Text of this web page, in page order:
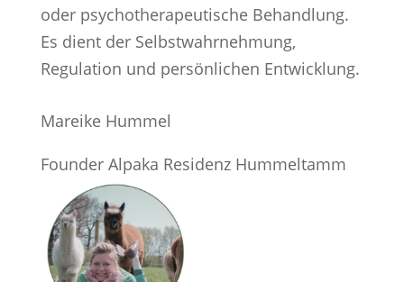
oder psychotherapeutische Behandlung.
Es dient der Selbstwahrnehmung,
Regulation und persönlichen Entwicklung.
Mareike Hummel
Founder Alpaka Residenz Hummeltamm